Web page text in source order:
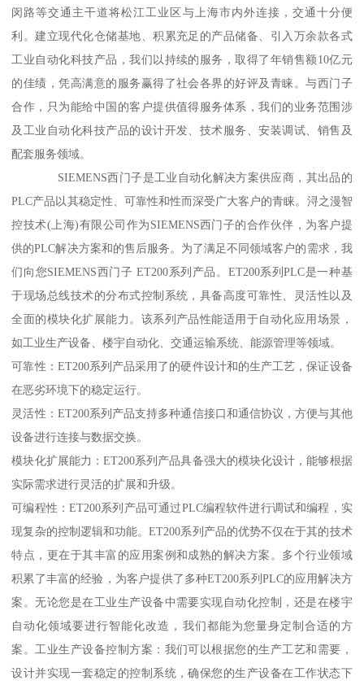
闵路等交通主干道将松江工业区与上海市内外连接，交通十分便
利。建立现代化仓储基地、积累充足的产品储备、引入万余款各式
工业自动化科技产品，我们以持续的服务，取得了年销售额10亿元
的佳绩，凭高满意的服务赢得了社会各界的好评及青睐。与西门子
合作，只为能给中国的客户提供值得服务体系，我们的业务范围涉
及工业自动化科技产品的设计开发、技术服务、安装调试、销售及
配套服务领域。
SIEMENS西门子是工业自动化解决方案供应商，其出品的
PLC产品以其稳定性、可靠性和性而深受广大客户的青睐。浔之漫智
控技术(上海)有限公司作为SIEMENS西门子的合作伙伴，为客户提
供的PLC解决方案和的售后服务。为了满足不同领域客户的需求，我
们向您SIEMENS西门子 ET200系列产品。ET200系列PLC是一种基
于现场总线技术的分布式控制系统，具备高度可靠性、灵活性以及
全面的模块化扩展能力。该系列产品性能适用于自动化应用场景，
如工业生产设备、楼宇自动化、交通运输系统、能源管理等领域。
可靠性：ET200系列产品采用了的硬件设计和的生产工艺，保证设备
在恶劣环境下的稳定运行。
灵活性：ET200系列产品支持多种通信接口和通信协议，方便与其他
设备进行连接与数据交换。
模块化扩展能力：ET200系列产品具备强大的模块化设计，能够根据
实际需求进行灵活的扩展和升级。
可编程性：ET200系列产品可通过PLC编程软件进行调试和编程，实
现复杂的控制逻辑和功能。ET200系列产品的优势不仅在于其的技术
特点，更在于其丰富的应用案例和成熟的解决方案。多个行业领域
积累了丰富的经验，为客户提供了多种ET200系列PLC的应用解决方
案。无论您是在工业生产设备中需要实现自动化控制，还是在楼宇
自动化领域要进行智能化改造，我们都能为您量身定制合适的方
案。工业生产设备控制方案：我们可以根据您的生产工艺和需要，
设计并实现一套稳定的控制系统，确保您的生产设备在工作状态下